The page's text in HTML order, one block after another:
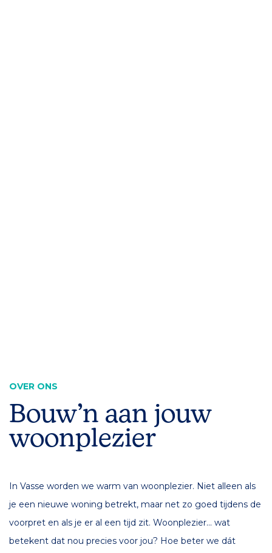
OVER ONS
Bouw’n aan jouw
woonplezier
In Vasse worden we warm van woonplezier. Niet alleen als
je een nieuwe woning betrekt, maar net zo goed tijdens de
voorpret en als je er al een tijd zit. Woonplezier… wat
betekent dat nou precies voor jou? Hoe beter we dát